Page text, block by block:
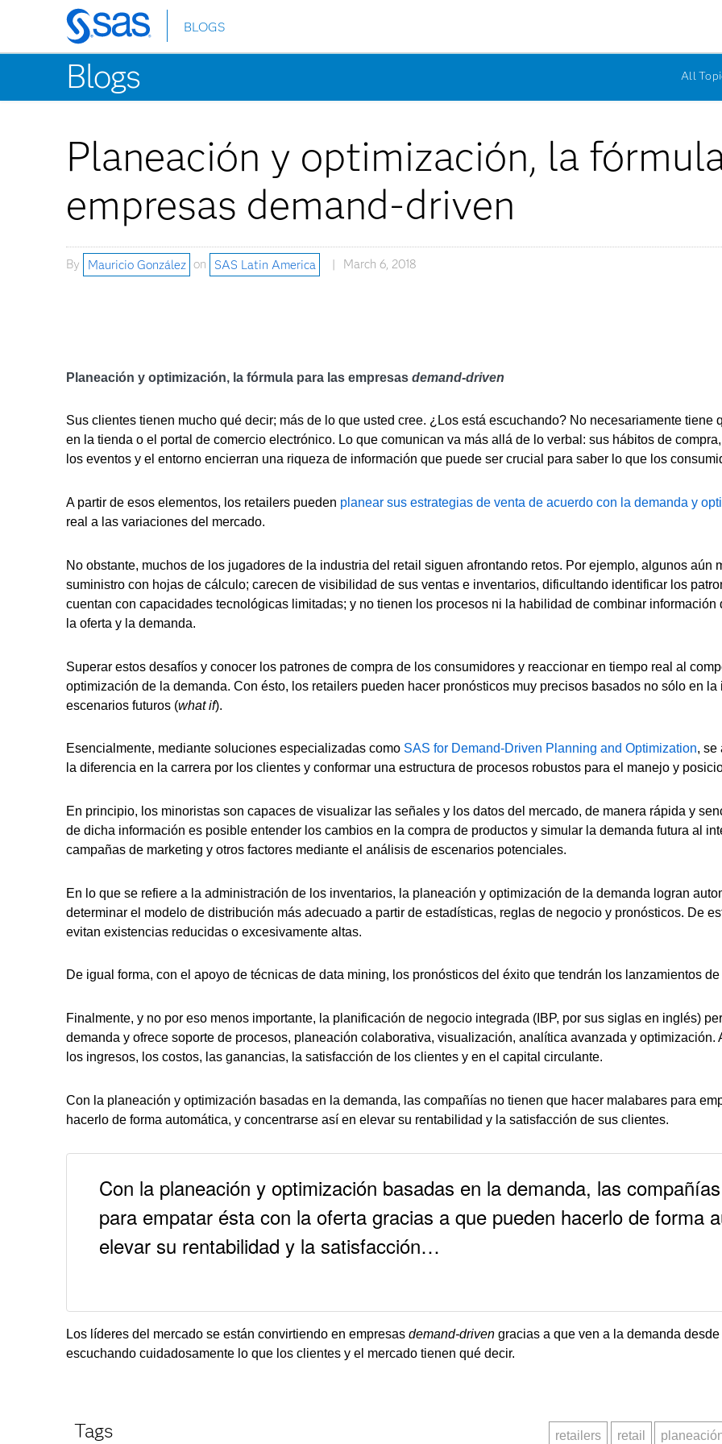
Skip
to
main
content
BLOGS
Blogs All
Planeación y optimización, la
empresas demand-driven
By Mauricio González on SAS Latin America March 6, 2018
Planeación y optimización, la fórmula para las empresas demand-driven
Sus clientes tienen mucho qué decir; más de lo que usted cree. ¿Los está escuchando? No necesariamente
en la tienda o el portal de comercio electrónico. Lo que comunican va más allá de lo verbal: sus hábitos de
los eventos y el entorno encierran una riqueza de información que puede ser crucial para saber lo que los
A partir de esos elementos, los retailers pueden planear sus estrategias de venta de acuerdo con la demanda y
real a las variaciones del mercado.
No obstante, muchos de los jugadores de la industria del retail siguen afrontando retos. Por ejemplo, algunos
suministro con hojas de cálculo; carecen de visibilidad de sus ventas e inventarios, dificultando identificar los
cuentan con capacidades tecnológicas limitadas; y no tienen los procesos ni la habilidad de combinar
la oferta y la demanda.
Superar estos desafíos y conocer los patrones de compra de los consumidores y reaccionar en tiempo real al
optimización de la demanda. Con ésto, los retailers pueden hacer pronósticos muy precisos basados no sólo en
escenarios futuros (what if).
Esencialmente, mediante soluciones especializadas como SAS for Demand-Driven Planning and Optimization, se
la diferencia en la carrera por los clientes y conformar una estructura de procesos robustos para el manejo y
En principio, los minoristas son capaces de visualizar las señales y los datos del mercado, de manera rápida y
de dicha información es posible entender los cambios en la compra de productos y simular la demanda futura al
campañas de marketing y otros factores mediante el análisis de escenarios potenciales.
En lo que se refiere a la administración de los inventarios, la planeación y optimización de la demanda logran
determinar el modelo de distribución más adecuado a partir de estadísticas, reglas de negocio y pronósticos. De
evitan existencias reducidas o excesivamente altas.
De igual forma, con el apoyo de técnicas de data mining, los pronósticos del éxito que tendrán los lanzamientos
Finalmente, y no por eso menos importante, la planificación de negocio integrada (IBP, por sus siglas en inglés)
demanda y ofrece soporte de procesos, planeación colaborativa, visualización, analítica avanzada y
los ingresos, los costos, las ganancias, la satisfacción de los clientes y en el capital circulante.
Con la planeación y optimización basadas en la demanda, las compañías no tienen que hacer malabares para
hacerlo de forma automática, y concentrarse así en elevar su rentabilidad y la satisfacción de sus clientes.
Con la planeación y optimización basadas en la demanda, las
para empatar ésta con la oferta gracias a que pueden hacerlo de forma
elevar su rentabilidad y la satisfacción…
Los líderes del mercado se están convirtiendo en empresas demand-driven gracias a que ven a la demanda
escuchando cuidadosamente lo que los clientes y el mercado tienen qué decir.
Tags retail
retailers